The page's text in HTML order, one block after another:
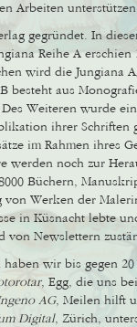
Arbeiten
gegründet. In
Reihe A
wird die Jungiana
besteht aus
Weiteren wurde
ihrer Schriften
im Rahmen ihres
werden noch zur
Büchern,
von Werken der
in Küsnacht lebte
von Newslettern
wir bis gegen
, Egg, die uns
AG, Meilen hilft
Digital, Zürich,